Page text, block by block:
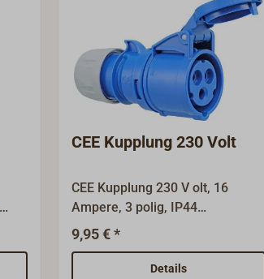
CEE Kupplung 230 Volt
CEE Kupplung 230 V olt, 16
Ampere, 3 polig, IP44
spritzwassergeschützt.Zum
Verkabeln oder zur Inspektion ist
das Gehäuse durch Verdrehen
9,95 € *
Details